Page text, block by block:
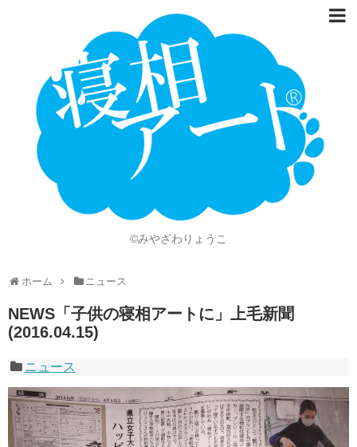
©みやざわりょうこ
ホーム ニュース
NEWS「子供の寝相アートに」上毛新聞
(2016.04.15)
ニュース
Language
開催情報
動画
ニュース
知的財産権